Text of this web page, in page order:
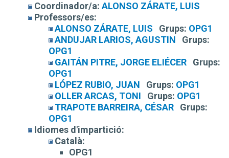
Coordinador/a: ALONSO ZÁRATE, LUIS
Professors/es:
ALONSO ZÁRATE, LUIS
Grups: OPG1
ANDUJAR LARIOS, AGUSTIN
Grups:
OPG1
GAITÁN PITRE, JORGE ELIÉCER
Grups:
OPG1
LÓPEZ RUBIO, JUAN
Grups: OPG1
OLLER ARCAS, TONI
Grups: OPG1
TRAPOTE BARREIRA, CÉSAR
Grups:
OPG1
Idiomes d'impartició:
Català:
OPG1